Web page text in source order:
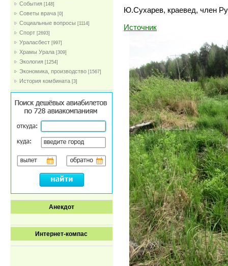
События [148]
Советы врача [0]
Социальные вопросы [1114]
Спорт [2693]
Ураласбест [997]
Храмы Урала [309]
Экология [1254]
Экономика, производство [1567]
История комбината [3]
Анекдот
Интернет-компас
Ю.Сухарев, краевед, член
Источник